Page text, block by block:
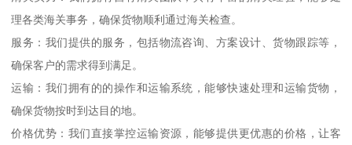
理各类海关事务，确保货物顺利通过海关检查。
服务：我们提供的服务，包括物流咨询、方案设计、货物跟踪等，
确保客户的需求得到满足。
运输：我们拥有的的操作和运输系统，能够快速处理和运输货物，
确保货物按时到达目的地。
价格优势：我们直接掌控运输资源，能够提供更优惠的价格，让客